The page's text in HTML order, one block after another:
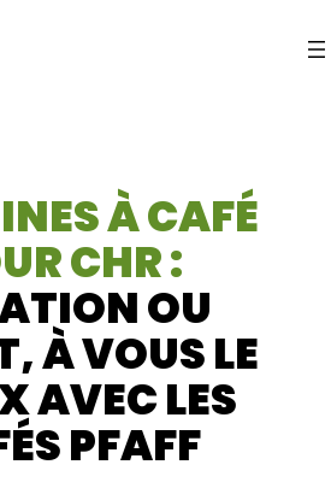
À CAFÉ
CHR :
OU
À VOUS LE
AVEC LES
PFAFF